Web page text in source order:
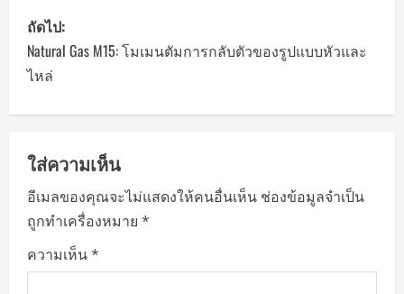
t
n
a
v
i
g
a
ถัดไป:
Natural Gas M15: โมเมนตัมการกลับตัวของรูปแบบหัวและ
ไหล่
ใส่ความเห็น
อีเมลของคุณจะไม่แสดงให้คนอื่นเห็น ช่องข้อมูลจำเป็น
ถูกทำเครื่องหมาย *
ความเห็น*